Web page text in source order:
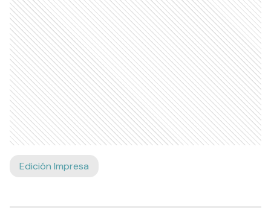
Edición Impresa